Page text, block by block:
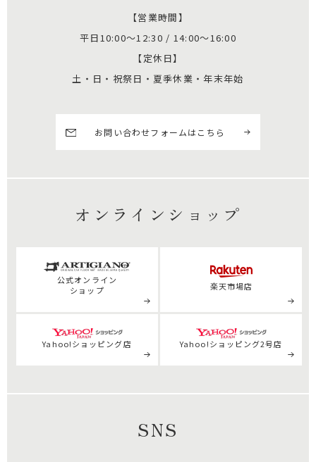
【営業時間】
平日10:00～12:30 / 14:00～16:00
【定休日】
土・日・祝祭日・夏季休業・年末年始
お問い合わせフォームはこちら
オンラインショップ
公式オンライン
ショップ
楽天市場店
Yahoo!ショッピング店 Yahoo!ショッピング2号店
SNS